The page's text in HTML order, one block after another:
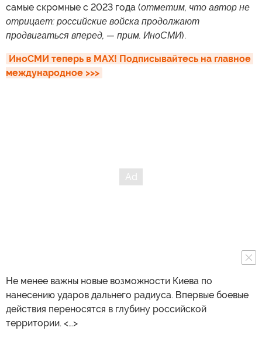
самые скромные с 2023 года (отметим, что автор не
отрицает: российские войска продолжают
продвигаться вперед, — прим. ИноСМИ).
ИноСМИ теперь в MAX! Подписывайтесь на главное
международное >>>
Не менее важны новые возможности Киева по
нанесению ударов дальнего радиуса. Впервые боевые
действия переносятся в глубину российской
территории. <…>